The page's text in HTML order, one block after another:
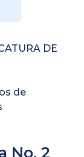
DE
de
No. 2